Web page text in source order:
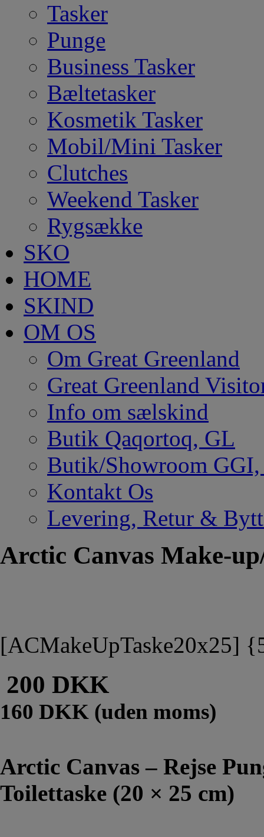
Tasker
Punge
Business Tasker
Bæltetasker
Kosmetik Tasker
Mobil/Mini Tasker
Clutches
Weekend Tasker
Rygsække
SKO
HOME
SKIND
OM OS
Om Great Greenland
Great Greenland
Info om sælskind
Butik Qaqortoq, GL
Butik/Showroom
Kontakt Os
Levering, Retur &
Arctic Canvas Make-
[ACMakeUpTaske20x25]
200 DKK
160 DKK (uden moms)
Arctic Canvas – Rejse
Toilettaske (20 × 25 cm)